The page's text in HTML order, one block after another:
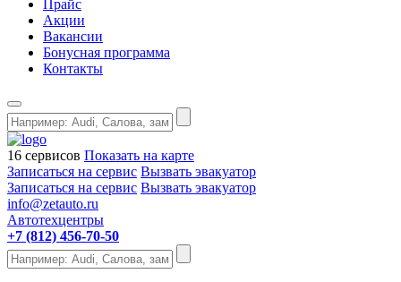
Прайс
Акции
Вакансии
Бонусная программа
Контакты
16 сервисов Показать на карте
Записаться на сервис Вызвать эвакуатор
Записаться на сервис Вызвать эвакуатор
info@zetauto.ru
Автотехцентры
+7 (812) 456-70-50